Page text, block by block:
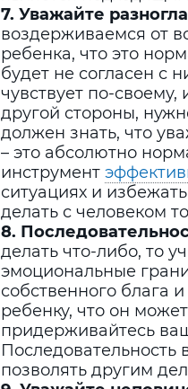
7. Уважайте
воздерживаемся от
ребенка, что это
будет не согласен с
чувствует по-
другой стороны,
должен знать, что
– это абсолютно
инструмент
ситуациях и
делать с человеком
8.
делать что-либо, то
эмоциональные
собственного блага
ребенку, что он
придерживайтесь
позволять другим